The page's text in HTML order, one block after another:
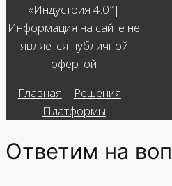
«Индустрия 4.0″|
Информация на сайте не
является публичной
офертой
Главная | Решения |
Платформы
Ответим на